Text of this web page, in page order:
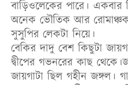
বাড়িওলেকের পারে। একবার
অনেক ভৌতিক আর
সুসুপির লেকটা নিয়ে।
বেকির দাদু বেশ কিছুটা
দ্বীপের গভনরের কাছ
জায়গাটা ছিল গহীন জঙ্গল।